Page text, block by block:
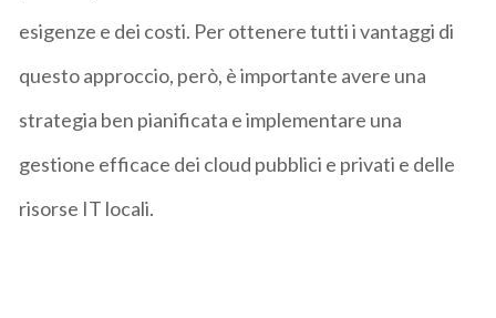
esigenze e dei costi. Per ottenere tutti i vantaggi di
questo approccio, però, è importante avere una
strategia ben pianificata e implementare una
gestione efficace dei cloud pubblici e privati e delle
risorse IT locali.